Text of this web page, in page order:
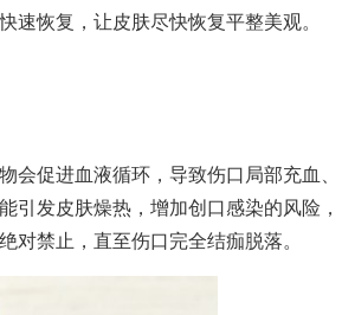
速恢复，让皮肤尽快恢复平整美观。
促进血液循环，导致伤口局部充血、
引发皮肤燥热，增加创口感染的风险，
对禁止，直至伤口完全结痂脱落。